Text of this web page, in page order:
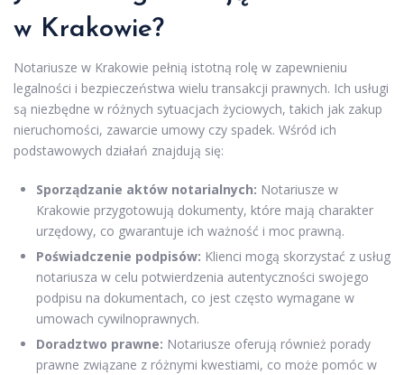
w Krakowie?
Notariusze w Krakowie pełnią istotną rolę w zapewnieniu
legalności i bezpieczeństwa wielu transakcji prawnych. Ich usługi
są niezbędne w różnych sytuacjach życiowych, takich jak zakup
nieruchomości, zawarcie umowy czy spadek. Wśród ich
podstawowych działań znajdują się:
Sporządzanie aktów notarialnych: Notariusze w
Krakowie przygotowują dokumenty, które mają charakter
urzędowy, co gwarantuje ich ważność i moc prawną.
Poświadczenie podpisów: Klienci mogą skorzystać z usług
notariusza w celu potwierdzenia autentyczności swojego
podpisu na dokumentach, co jest często wymagane w
umowach cywilnoprawnych.
Doradztwo prawne: Notariusze oferują również porady
prawne związane z różnymi kwestiami, co może pomóc w